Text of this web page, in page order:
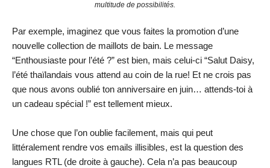
multitude de possibilités.
Par exemple, imaginez que vous faites la promotion d’une
nouvelle collection de maillots de bain. Le message
“Enthousiaste pour l’été ?” est bien, mais celui-ci “Salut Daisy,
l’été thaïlandais vous attend au coin de la rue! Et ne crois pas
que nous avons oublié ton anniversaire en juin… attends-toi à
un cadeau spécial !” est tellement mieux.
Une chose que l’on oublie facilement, mais qui peut
littéralement rendre vos emails illisibles, est la question des
langues RTL (de droite à gauche). Cela n’a pas beaucoup